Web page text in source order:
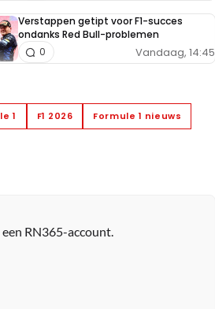
Verstappen getipt voor F1-succes
ondanks Red Bull-problemen
Vandaag, 14:45
0
1 F1 2026 Formule 1 nieuws
RN365-account.